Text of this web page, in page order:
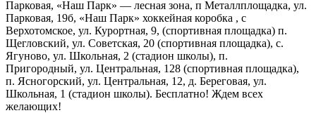
Парковая, «Наш Парк» — лесная зона, п Металлплощадка, ул.
Парковая, 19б, «Наш Парк» хоккейная коробка , с
Верхотомское, ул. Курортная, 9, (спортивная площадка) п.
Щегловский, ул. Советская, 20 (спортивная площадка), с.
Ягуново, ул. Школьная, 2 (стадион школы), п.
Пригородный, ул. Центральная, 128 (спортивная площадка),
п. Ясногорский, ул. Центральная, 12, д. Береговая, ул.
Школьная, 1 (стадион школы). Бесплатно! Ждем всех
желающих!